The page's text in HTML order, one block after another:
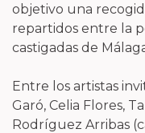
objetivo una
repartidos entre la
castigadas de
Entre los artistas
Garó, Celia Flores,
Rodríguez Arribas